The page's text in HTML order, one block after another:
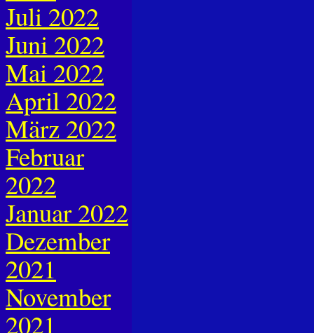
Juli 2022
Juni 2022
Mai 2022
April 2022
März 2022
Februar
2022
Januar 2022
Dezember
2021
November
2021